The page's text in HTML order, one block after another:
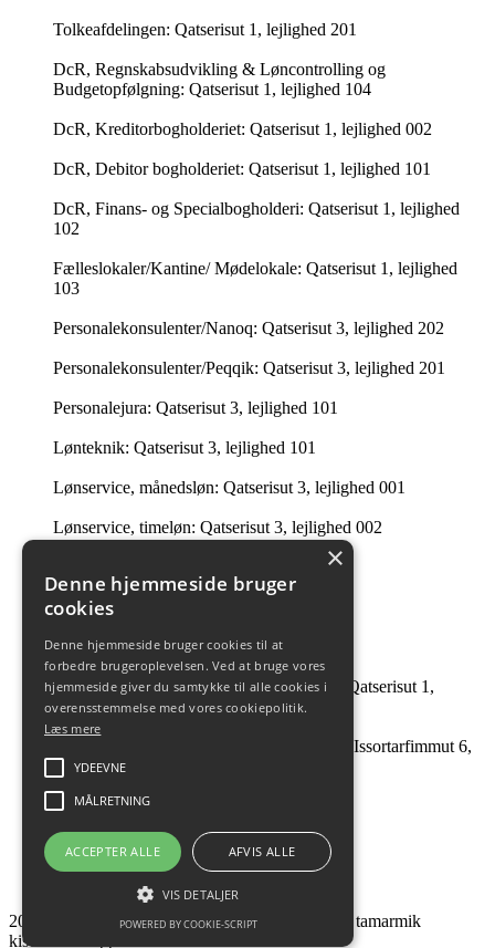
Tolkeafdelingen: Qatserisut 1, lejlighed 201
DcR, Regnskabsudvikling & Løncontrolling og
Budgetopfølgning: Qatserisut 1, lejlighed 104
DcR, Kreditorbogholderiet: Qatserisut 1, lejlighed 002
DcR, Debitor bogholderiet: Qatserisut 1, lejlighed 101
DcR, Finans- og Specialbogholderi: Qatserisut 1, lejlighed
102
Fælleslokaler/Kantine/ Mødelokale: Qatserisut 1, lejlighed
103
Personalekonsulenter/Nanoq: Qatserisut 3, lejlighed 202
Personalekonsulenter/Peqqik: Qatserisut 3, lejlighed 201
Personalejura: Qatserisut 3, lejlighed 101
Lønteknik: Qatserisut 3, lejlighed 101
Lønservice, månedsløn: Qatserisut 3, lejlighed 001
Lønservice, timeløn: Qatserisut 3, lejlighed 002
Ledelsessekretariatet: 201 i Qatserisut 3
Intern Revision: Qatserisut 1, lejlighed 504
André Guttesen og Johanne B Tobiassen: Qatserisut 1,
lejlighed 504
Facility Management & Strategisk Indkøb: Issortarfimmut 6,
kælderen
2026 NAALAKKERSUISUT - Pisinnaatitaaffiit tamarmik
kisermaassaapput.
×
Denne hjemmeside bruger
cookies
Denne hjemmeside bruger cookies til at
forbedre brugeroplevelsen. Ved at bruge vores
hjemmeside giver du samtykke til alle cookies i
overensstemmelse med vores cookiepolitik.
Læs mere
YDEEVNE
MÅLRETNING
ACCEPTER ALLE AFVIS ALLE
VIS DETALJER
POWERED BY COOKIE-SCRIPT